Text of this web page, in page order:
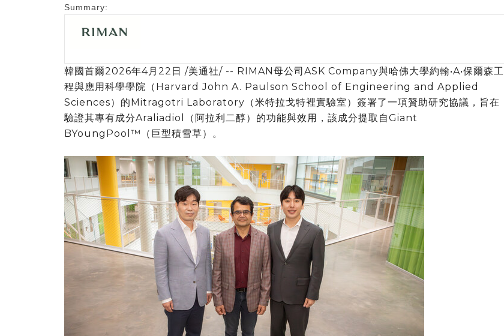
Summary:
韓國首爾2026年4月22日 /美通社/ -- RIMAN母公司ASK Company與哈佛大學約翰•A•保爾森工
程與應用科學學院（Harvard John A. Paulson School of Engineering and Applied
Sciences）的Mitragotri Laboratory‌（米特拉戈特裡實驗室）簽署了一項贊助研究協議，旨在
驗證其專有成分Araliadiol
（阿拉利二醇） 的功能與效用，該成分提取自Giant
BYoungPool™（巨型積雪草）。